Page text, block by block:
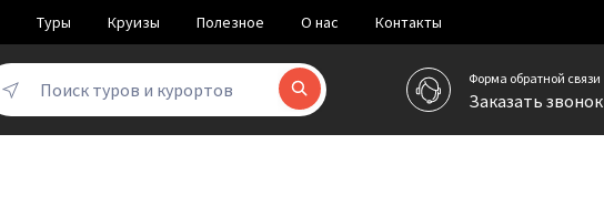
Туры Круизы Полезное О нас Контакты
Поиск туров и курортов
Форма обратной связи
Заказать звонок